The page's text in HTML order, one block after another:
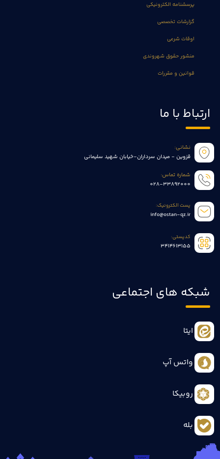
پرسشنامه الکترونیکی
گزارشات تخصصی
اوقات شرعی
منشور حقوق شهروندی
قوانین و مقررات
ارتباط با ما
نشانی:
قزوین - میدان سرداران-خیابان شهید سلیمانی
شماره تماس:
028-33892000
پست الکترونیک:
info@ostan-qz.ir
کدپستی:
3414613155
شبکه های اجتماعی
ایتا
واتس آپ
روبیکا
بله